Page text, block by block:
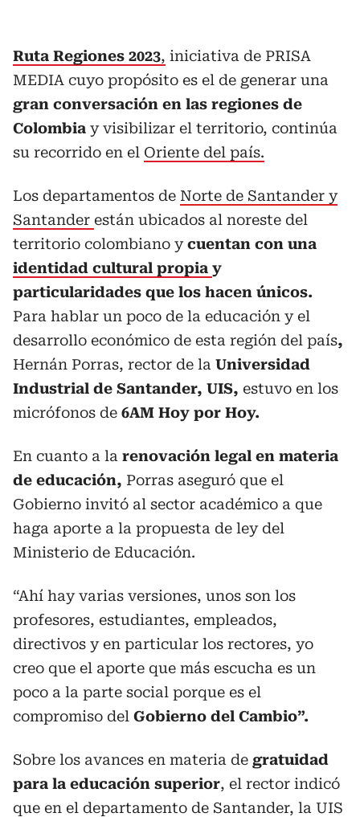
Ruta Regiones 2023, iniciativa de PRISA
MEDIA cuyo propósito es el de generar una
gran conversación en las regiones de
Colombia y visibilizar el territorio, continúa
su recorrido en el Oriente del país.
Los departamentos de Norte de Santander y
Santander están ubicados al noreste del
territorio colombiano ycuentan con una
identidad cultural propia y
particularidades que los hacen únicos.
Para hablar un poco de la educación y el
desarrollo económico de esta región del país,
Hernán Porras, rector de la Universidad
Industrial de Santander, UIS, estuvo en los
micrófonos de 6AM Hoy por Hoy.
En cuanto a la renovación legal en materia
de educación, Porras aseguró que el
Gobierno invitó al sector académico a que
haga aporte a la propuesta de ley del
Ministerio de Educación.
“Ahí hay varias versiones, unos son los
profesores, estudiantes, empleados,
directivos y en particular los rectores, yo
creo que el aporte que más escucha es un
poco a la parte social porque es el
compromiso del Gobierno del Cambio”.
Sobre los avances en materia de gratuidad
para la educación superior, el rector indicó
que en el departamento de Santander, la UIS